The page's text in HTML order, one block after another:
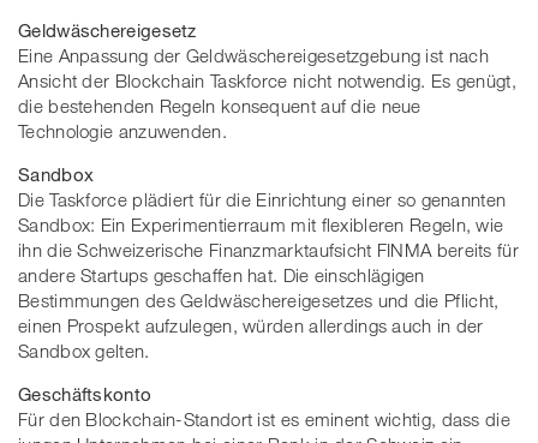
Geldwäschereigesetz
Eine Anpassung der Geldwäschereigesetzgebung ist nach
Ansicht der Blockchain Taskforce nicht notwendig. Es genügt,
die bestehenden Regeln konsequent auf die neue
Technologie anzuwenden.
Sandbox
Die Taskforce plädiert für die Einrichtung einer so genannten
Sandbox: Ein Experimentierraum mit flexibleren Regeln, wie
ihn die Schweizerische Finanzmarktaufsicht FINMA bereits für
andere Startups geschaffen hat. Die einschlägigen
Bestimmungen des Geldwäschereigesetzes und die Pflicht,
einen Prospekt aufzulegen, würden allerdings auch in der
Sandbox gelten.
Geschäftskonto
Für den Blockchain-Standort ist es eminent wichtig, dass die